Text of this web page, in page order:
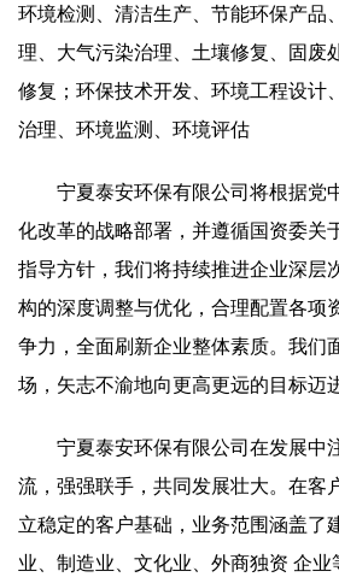
环境检测、清洁生产、节能环保产品
理、大气污染治理、土壤修复、固废
修复；环保技术开发、环境工程设计
治理、环境监测、环境评估
宁夏泰安环保有限公司将根据党
化改革的战略部署，并遵循国资委关
指导方针，我们将持续推进企业深层
构的深度调整与优化，合理配置各项
争力，全面刷新企业整体素质。我们
场，矢志不渝地向更高更远的目标迈
宁夏泰安环保有限公司在发展中
流，强强联手，共同发展壮大。在客
立稳定的客户基础，业务范围涵盖了
业、制造业、文化业、外商独资 企业